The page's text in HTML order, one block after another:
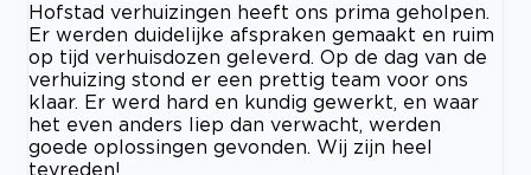
Hofstad verhuizingen heeft ons prima geholpen.
Er werden duidelijke afspraken gemaakt en ruim
op tijd verhuisdozen geleverd. Op de dag van de
verhuizing stond er een prettig team voor ons
klaar. Er werd hard en kundig gewerkt, en waar
het even anders liep dan verwacht, werden
goede oplossingen gevonden. Wij zijn heel
tevreden!